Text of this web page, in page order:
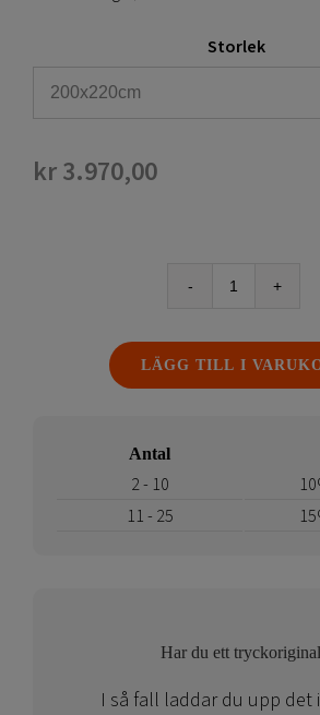
Storlek
kr3.970,00
Tygvepa
EXL
Fotovägg
LÄGG TILL I
Antal
2 - 10
11 - 25
Har du ett
I så fall laddar du upp det i